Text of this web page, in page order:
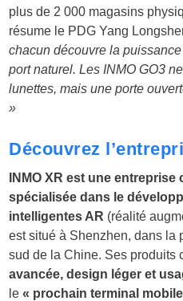
plus de 2 000 magasins
résume le PDG Yang
chacun découvre la
port naturel. Les INMO GO3
lunettes, mais une porte
»
Découvrez
INMO XR est une
spécialisée dans le
intelligentes AR (réalité
est situé à Shenzhen, dans la
sud de la Chine. Ses produits
avancée, design léger et
le« prochain terminal